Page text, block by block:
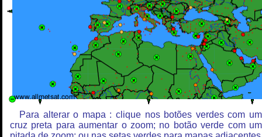
Para alterar o mapa : clique nos botões verdes com
cruz preta para aumentar o zoom; no botão verde com